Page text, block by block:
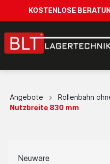
KOSTENLOSE
Angebote
Rollenbahn
Nutzbreite 830 mm
Neuware